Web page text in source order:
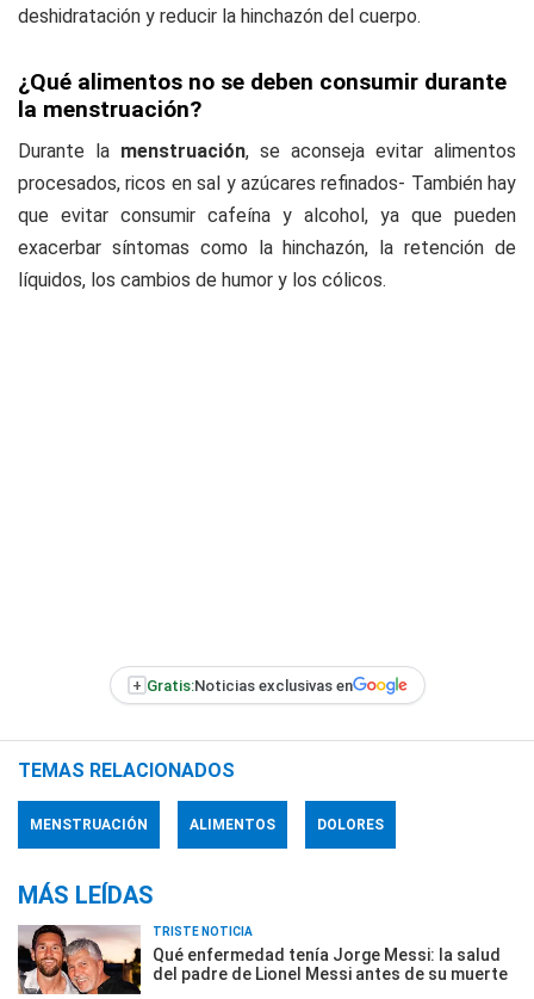
deshidratación y reducir la hinchazón del cuerpo.
¿Qué alimentos no se deben consumir durante
la menstruación?
Durante la menstruación, se aconseja evitar alimentos
procesados, ricos en sal y azúcares refinados- También hay
que evitar consumir cafeína y alcohol, ya que pueden
exacerbar síntomas como la hinchazón, la retención de
líquidos, los cambios de humor y los cólicos.
+ Gratis:Noticias exclusivas en
TEMAS RELACIONADOS
MENSTRUACIÓN ALIMENTOS DOLORES
MÁS LEÍDAS
TRISTE NOTICIA
Qué enfermedad tenía Jorge Messi: la salud
del padre de Lionel Messi antes de su muerte